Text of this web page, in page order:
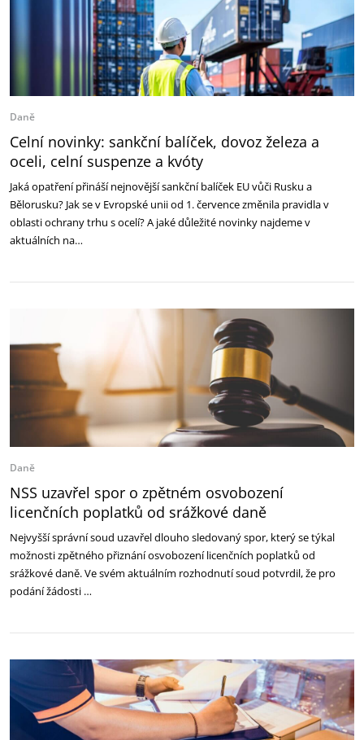
Daně
Celní novinky: sankční balíček, dovoz železa a
oceli, celní suspenze a kvóty
Jaká opatření přináší nejnovější sankční balíček EU vůči Rusku a
Bělorusku? Jak se v Evropské unii od 1. července změnila pravidla v
oblasti ochrany trhu s ocelí? A jaké důležité novinky najdeme v
aktuálních na…
Daně
NSS uzavřel spor o zpětném osvobození
licenčních poplatků od srážkové daně
Nejvyšší správní soud uzavřel dlouho sledovaný spor, který se týkal
možnosti zpětného přiznání osvobození licenčních poplatků od
srážkové daně. Ve svém aktuálním rozhodnutí soud potvrdil, že pro
podání žádosti …